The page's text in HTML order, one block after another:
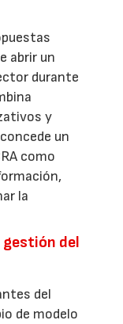
abrir un
durante
y
un
como
la
gestión del
del
de modelo